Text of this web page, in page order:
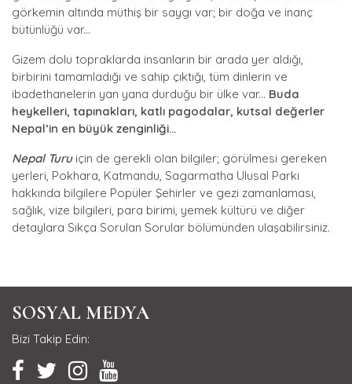
görkemin altında müthiş bir saygı var; bir doğa ve inanç
bütünlüğü var...
Gizem dolu topraklarda insanların bir arada yer aldığı,
birbirini tamamladığı ve sahip çıktığı, tüm dinlerin ve
ibadethanelerin yan yana durduğu bir ülke var... Buda
heykelleri, tapınakları, katlı pagodalar, kutsal değerler
Nepal’in en büyük zenginliği...
Nepal Turuiçin de gerekli olan bilgiler; görülmesi gereken
yerleri, Pokhara, Katmandu, Sagarmatha Ulusal Parkı
hakkında bilgilere Popüler Şehirler ve gezi zamanlaması,
sağlık, vize bilgileri, para birimi, yemek kültürü ve diğer
detaylara Sıkça Sorulan Sorular bölümünden ulaşabilirsiniz.
SOSYAL MEDYA
Bizi Takip Edin: